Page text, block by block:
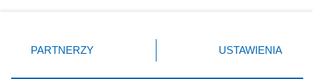
zmienić/wycofać klikając przycisk ustawień prywatności
znajdujący się w lewym dolnym rogu strony
rodzaje przetwarzania danych nie wymagają zgody
PARTNERZY USTAWIENIA